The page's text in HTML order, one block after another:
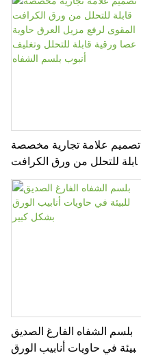
و1.5 أونصة
تصميم علامة تجارية مخصصة
قابلة للتحلل من ورق الكرافت
المقوى لرفع مزيل العرق
حاوية عصا ورقية قابلة للتحلل
وتغليف أنبوب بلسم الشفاه
بلسم الشفاه الفارغ الصديق
للبيئة في حاويات أنابيب الورق